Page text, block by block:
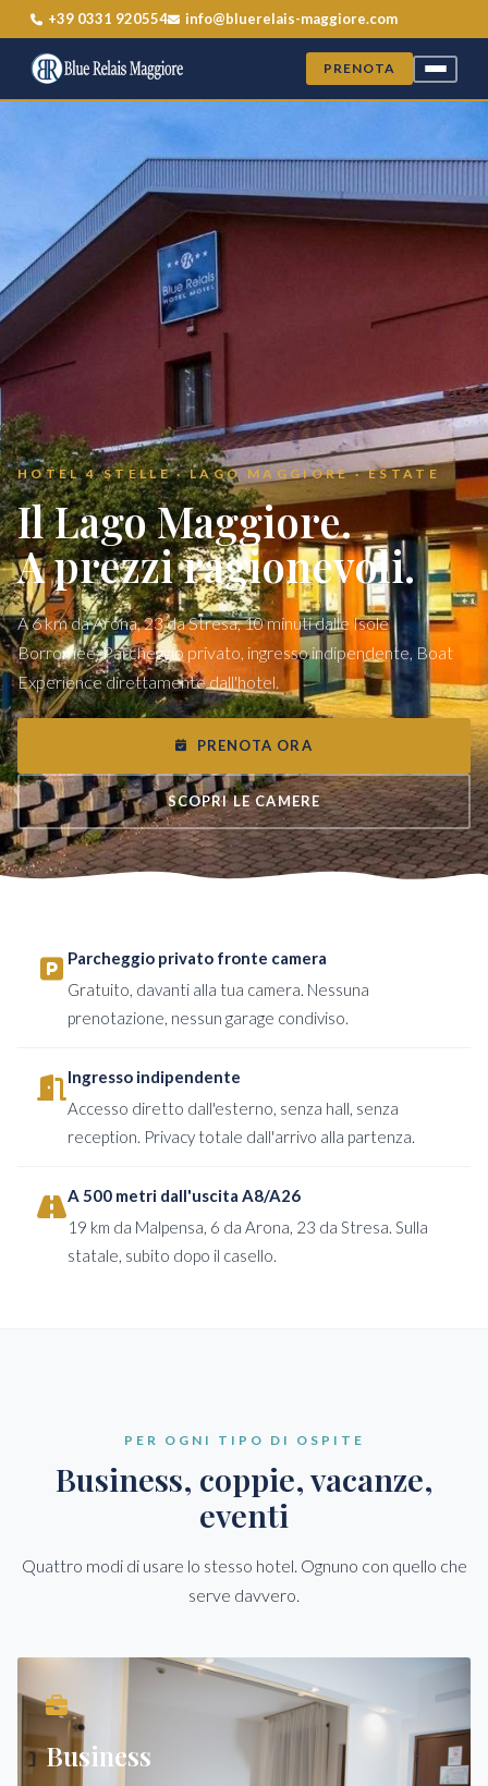
+39 0331 920554 info@bluerelais-maggiore.com
PRENOTA
HOTEL 4 STELLE · LAGO MAGGIORE · ESTATE
Il Lago Maggiore.
A prezzi ragionevoli.
A 6 km da Arona, 23 da Stresa, 10 minuti dalle Isole
Borromee. Parcheggio privato, ingresso indipendente, Boat
Experience direttamente dall'hotel.
PRENOTA ORA
SCOPRI LE CAMERE
Parcheggio privato fronte camera
Gratuito, davanti alla tua camera. Nessuna
prenotazione, nessun garage condiviso.
Ingresso indipendente
Accesso diretto dall'esterno, senza hall, senza
reception. Privacy totale dall'arrivo alla partenza.
A 500 metri dall'uscita A8/A26
19 km da Malpensa, 6 da Arona, 23 da Stresa. Sulla
statale, subito dopo il casello.
PER OGNI TIPO DI OSPITE
Business, coppie, vacanze,
eventi
Quattro modi di usare lo stesso hotel. Ognuno con quello che
serve davvero.
Business